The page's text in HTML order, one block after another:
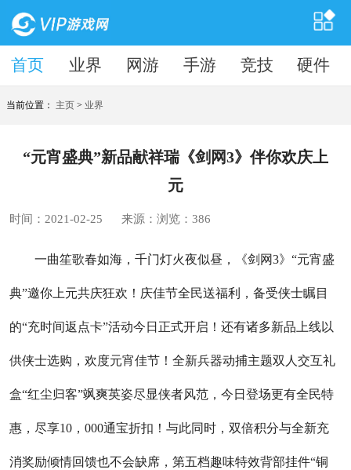
首页 业界 网游 手游 竞技 硬件
首页
当前位置： 主页 >业界
“元宵盛典”新品献祥瑞《剑网3》伴你欢庆上
元
时间：2021-02-25 来源：浏览：386
一曲笙歌春如海，千门灯火夜似昼，《剑网3》“元宵盛
典”邀你上元共庆狂欢！庆佳节全民送福利，备受侠士瞩目
的“充时间返点卡”活动今日正式开启！还有诸多新品上线以
供侠士选购，欢度元宵佳节！全新兵器动捕主题双人交互礼
盒“红尘归客”飒爽英姿尽显侠者风范，今日登场更有全民特
惠，尽享10，000通宝折扣！与此同时，双倍积分与全新充
消奖励倾情回馈也不会缺席，第五档趣味特效背部挂件“铜